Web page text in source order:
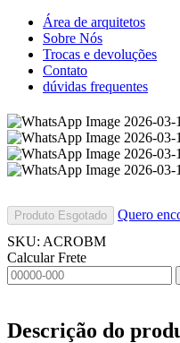
Área de arquitetos
Sobre Nós
Trocas e devoluções
Contato
dúvidas frequentes
Produto Esgotado Quero
SKU: ACROBM
Calcular Frete
Descrição do